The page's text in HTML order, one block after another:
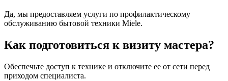
Да, мы предоставляем услуги по профилактическому
обслуживанию бытовой техники Miele.
Как подготовиться к визиту мастера?
Обеспечьте доступ к технике и отключите ее от сети перед
приходом специалиста.